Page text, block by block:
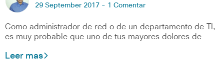
29 September 2017 - 1 Comentar
Como administrador de red o de un departamento de TI,
es muy probable que uno de tus mayores dolores de
Leer mas